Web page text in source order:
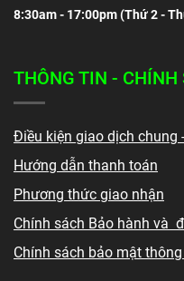
8:30am - 17:00pm (Thứ 2 -
THÔNG TIN - CHÍNH
Điều kiện giao dịch chung
Hướng dẫn thanh toán
Phương thức giao nhận
Chính sách Bảo hành và
Chính sách bảo mật